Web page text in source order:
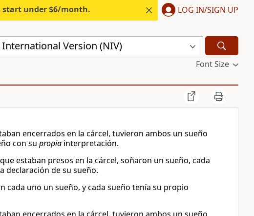
start under $6/month. LOG IN/SIGN UP
International Version (NIV)
Font Size
encerrados en la cárcel, tuvieron ambos un sueño
con su propia interpretación.
estaban presos en la cárcel, soñaron un sueño, cada
declaración de su sueño.
cada uno un sueño, y cada sueño tenía su propio